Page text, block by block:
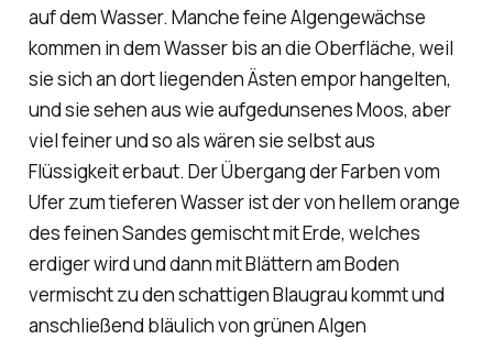
auf dem Wasser. Manche feine Algengewächse
kommen in dem Wasser bis an die Oberfläche, weil
sie sich an dort liegenden Ästen empor hangelten,
und sie sehen aus wie aufgedunsenes Moos, aber
viel feiner und so als wären sie selbst aus
Flüssigkeit erbaut. Der Übergang der Farben vom
Ufer zum tieferen Wasser ist der von hellem orange
des feinen Sandes gemischt mit Erde, welches
erdiger wird und dann mit Blättern am Boden
vermischt zu den schattigen Blaugrau kommt und
anschließend bläulich von grünen Algen